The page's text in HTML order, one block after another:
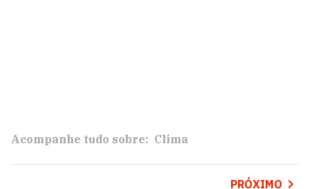
Acompanhe tudo sobre: Clima
PRÓXIMO